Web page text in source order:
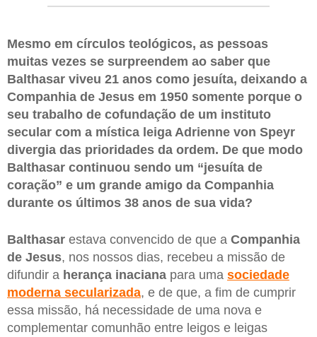
Mesmo em círculos teológicos, as pessoas
muitas vezes se surpreendem ao saber que
Balthasar viveu 21 anos como jesuíta, deixando a
Companhia de Jesus em 1950 somente porque o
seu trabalho de cofundação de um instituto
secular com a mística leiga Adrienne von Speyr
divergia das prioridades da ordem. De que modo
Balthasar continuou sendo um “jesuíta de
coração” e um grande amigo da Companhia
durante os últimos 38 anos de sua vida?
Balthasar estava convencido de que a Companhia
de Jesus, nos nossos dias, recebeu a missão de
difundir a herança inaciana para uma sociedade
moderna secularizada, e de que, a fim de cumprir
essa missão, há necessidade de uma nova e
complementar comunhão entre leigos e leigas